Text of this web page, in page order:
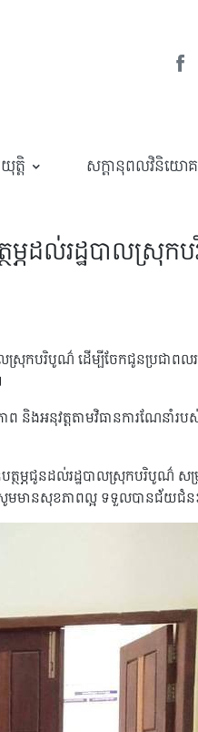
ត្តិ ​សក្តានុពលវិនិយោគ
ម្ភដល់រដ្ឋបាលស្រុ
ស្រុកបរិបូណ៌ ដើម្បីចែកជូនប្រជាពល
ាព និងអនុវត្តតាមវិធានការណែន
ភជូនដល់រដ្ឋបាលស្រុកបរិបូណ៌ សម្រ
ានសុខភាពល្អ ទទួលបានជ័យជំនះ